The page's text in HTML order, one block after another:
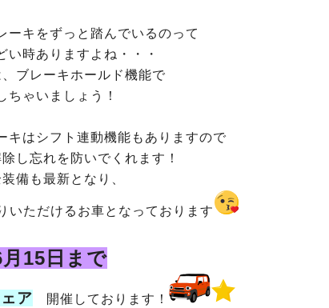
ーキをずっと踏んでいるのって
い時ありますよね・・・
ブレーキホールド機能で
ちゃいましょう！
キはシフト連動機能もありますので
し忘れを防いでくれます！
備も最新となり、
いただけるお車となっております
15日まで
ア 開催しております！